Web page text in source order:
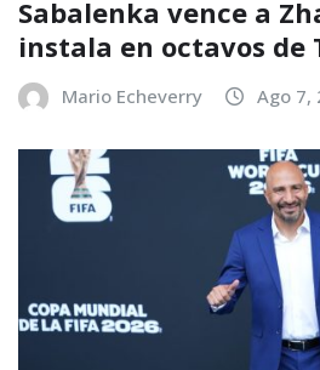
Sabalenka vence a
instala en octavos de
Mario Echeverry Ago 7,